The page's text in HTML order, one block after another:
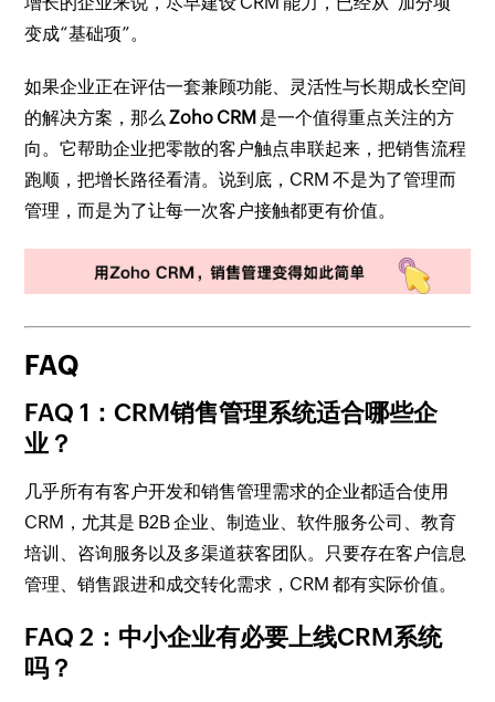
变成“基础项”。
如果企业正在评估一套兼顾功能、灵活性与长期成长空间
的解决方案，那么Zoho CRM 是一个值得重点关注的方
向。它帮助企业把零散的客户触点串联起来，把销售流程
跑顺，把增长路径看清。说到底，CRM 不是为了管理而
管理，而是为了让每一次客户接触都更有价值。
FAQ
FAQ 1：CRM销售管理系统适合哪些企
业？
几乎所有有客户开发和销售管理需求的企业都适合使用
CRM，尤其是 B2B 企业、制造业、软件服务公司、教育
培训、咨询服务以及多渠道获客团队。只要存在客户信息
管理、销售跟进和成交转化需求，CRM 都有实际价值。
FAQ 2：中小企业有必要上线CRM系统
吗？